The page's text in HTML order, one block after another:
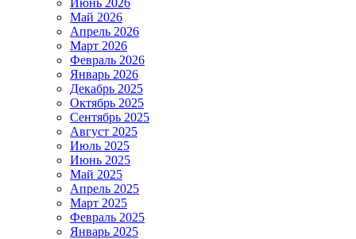
Май 2026
Апрель 2026
Март 2026
Февраль 2026
Январь 2026
Декабрь 2025
Октябрь 2025
Сентябрь 2025
Август 2025
Июль 2025
Июнь 2025
Май 2025
Апрель 2025
Март 2025
Февраль 2025
Январь 2025